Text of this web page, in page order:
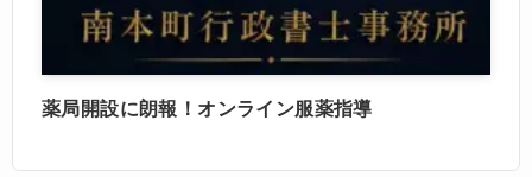
薬局開設に朗報！オンライン服薬指導